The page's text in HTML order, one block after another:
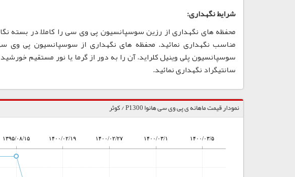
شرایط نگهداری:
مناسب نگهداری نمائید. محفظه های نگهداری از سوسپانسیون پی وی
سانتیگراد نگهداری نمائید.
نمودار قیمت ماهانه ی پی وی سی هانوا P1300 / کوثر
۱۳۹۵/۰۸/۱۵ ۱۴۰۰/۰۲/۱۹ ۱۴۰۰/۰۲/۲۷ ۱۴۰۰/۰۳/۱ ۱۴۰۰/۰۳/۵